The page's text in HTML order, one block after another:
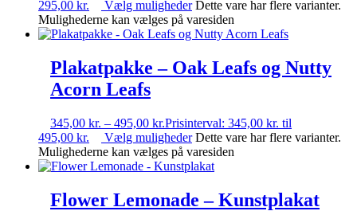
295,00 kr.
Vælg muligheder Dette vare har flere varianter.
Mulighederne kan vælges på varesiden
Plakatpakke – Oak Leafs og Nutty
Acorn Leafs
345,00 kr. – 495,00 kr.Prisinterval: 345,00 kr. til
495,00 kr.
Vælg muligheder Dette vare har flere varianter.
Mulighederne kan vælges på varesiden
Flower Lemonade – Kunstplakat